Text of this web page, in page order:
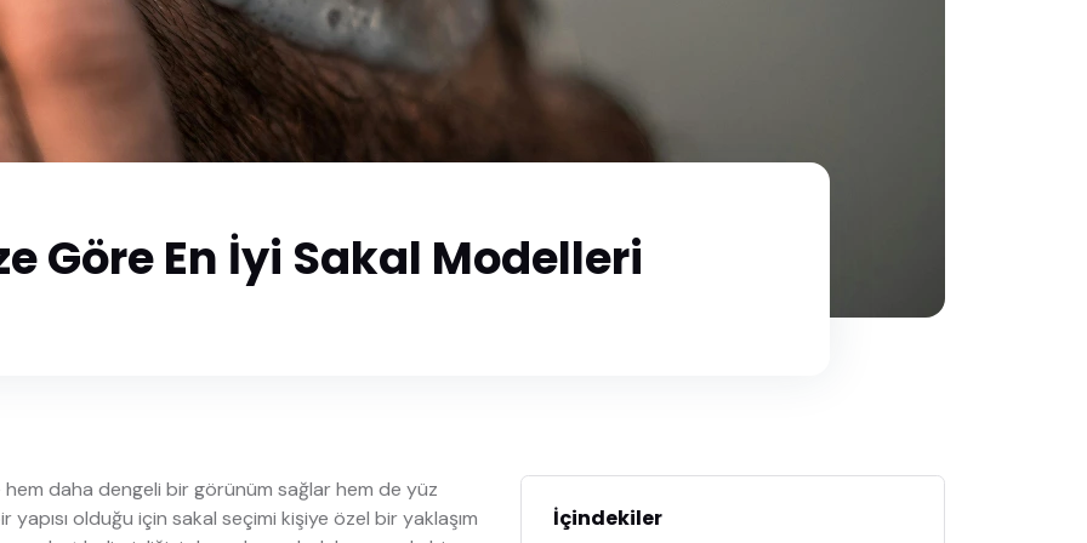
Göre En İyi Sakal Modelleri
daha dengeli bir görünüm sağlar hem de yüz
yapısı olduğu için sakal seçimi kişiye özel bir yaklaşım
İçindekiler